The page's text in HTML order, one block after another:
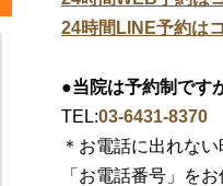
24時間LINE予約は
●当院は予約制です
TEL:03-6431-8370
＊お電話に出れな
「お電話番号」を